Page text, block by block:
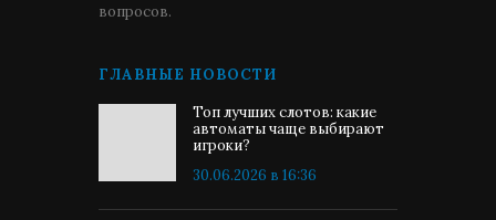
вопросов.
ГЛАВНЫЕ НОВОСТИ
Топ лучших слотов: какие
автоматы чаще выбирают
игроки?
30.06.2026 в 16:36